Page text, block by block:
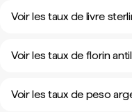
Voir les taux de livre
Voir les taux de florin
Voir les taux de peso